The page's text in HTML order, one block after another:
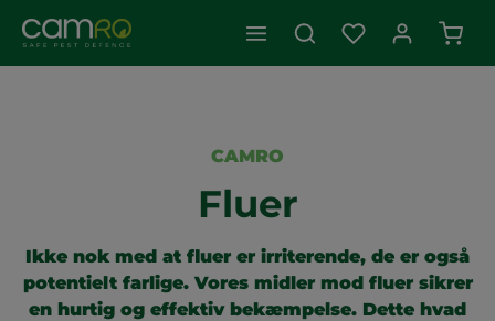
CAMRO
Fluer
Ikke nok med at fluer er irriterende, de er også
potentielt farlige. Vores midler mod fluer sikrer
en hurtig og effektiv bekæmpelse. Dette hvad